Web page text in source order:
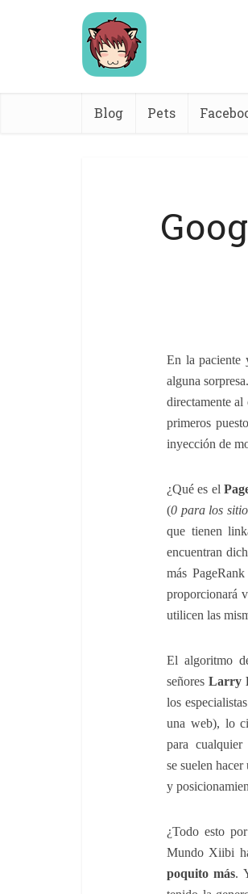
Blog Pets
En la paciente
alguna
directamente
primeros
inyección de
¿Qué es el
(0 para los
que tienen
encuentran
más
proporcionará
utilicen las
El algoritmo
señores Larry
los
una web), lo
para
se suelen
y
¿Todo esto
Mundo Xiibi
poquito más.